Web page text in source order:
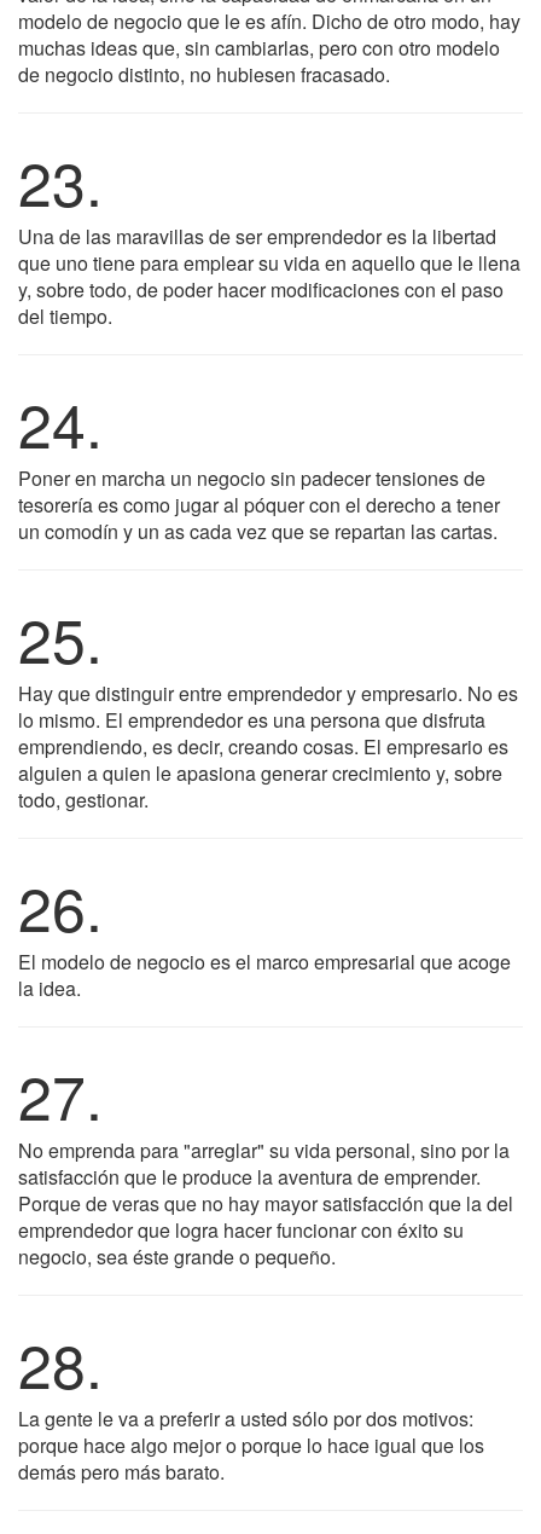
modelo de negocio que le es afín. Dicho de otro modo, hay
muchas ideas que, sin cambiarlas, pero con otro modelo
de negocio distinto, no hubiesen fracasado.
23.
Una de las maravillas de ser emprendedor es la libertad
que uno tiene para emplear su vida en aquello que le llena
y, sobre todo, de poder hacer modificaciones con el paso
del tiempo.
24.
Poner en marcha un negocio sin padecer tensiones de
tesorería es como jugar al póquer con el derecho a tener
un comodín y un as cada vez que se repartan las cartas.
25.
Hay que distinguir entre emprendedor y empresario. No es
lo mismo. El emprendedor es una persona que disfruta
emprendiendo, es decir, creando cosas. El empresario es
alguien a quien le apasiona generar crecimiento y, sobre
todo, gestionar.
26.
El modelo de negocio es el marco empresarial que acoge
la idea.
27.
No emprenda para "arreglar" su vida personal, sino por la
satisfacción que le produce la aventura de emprender.
Porque de veras que no hay mayor satisfacción que la del
emprendedor que logra hacer funcionar con éxito su
negocio, sea éste grande o pequeño.
28.
La gente le va a preferir a usted sólo por dos motivos:
porque hace algo mejor o porque lo hace igual que los
demás pero más barato.